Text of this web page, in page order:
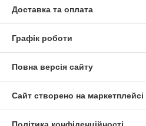
Доставка та оплата
Графік роботи
Повна версія сайту
Сайт створено на маркетплейсі
Політика конфіденційності